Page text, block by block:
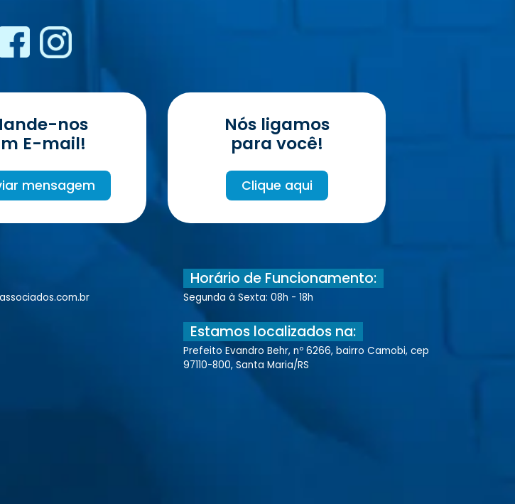
nos
E-mail!
mensagem
Nós ligamos
para você!
Clique aqui
Horário de Funcionamento:
Segunda à Sexta: 08h - 18h
Estamos localizados na:
Prefeito Evandro Behr, nº 6266, bairro Camobi, cep
97110-800, Santa Maria/RS